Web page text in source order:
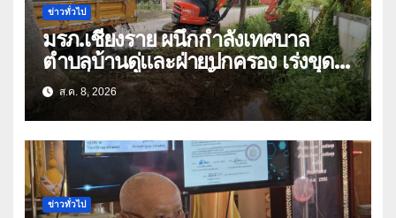
ข่าวทั่วไป
มรภ.เชียงราย ผนึกกำลังเทศบาล
ตำบลบ้านดู่และฝ่ายปกครอง เร่งขุด
ลอกสิ่งกีดขวางทางน้ำ ป้องกันและลด
ปัญหาน้ำท่วม
ส.ค. 8, 2026
ข่าวทั่วไป